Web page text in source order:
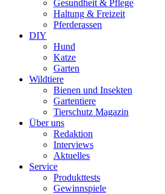
Gesundheit & Pflege
Haltung & Freizeit
Pferderassen
DIY
Hund
Katze
Garten
Wildtiere
Bienen und Insekten
Gartentiere
Tierschutz Magazin
Über uns
Redaktion
Interviews
Aktuelles
Service
Produkttests
Gewinnspiele